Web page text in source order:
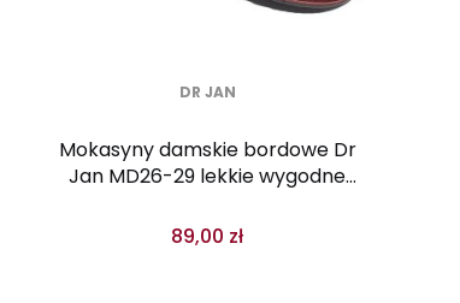
DR JAN
Mokasyny damskie bordowe Dr
Jan MD26-29 lekkie wygodne
89,00 zł